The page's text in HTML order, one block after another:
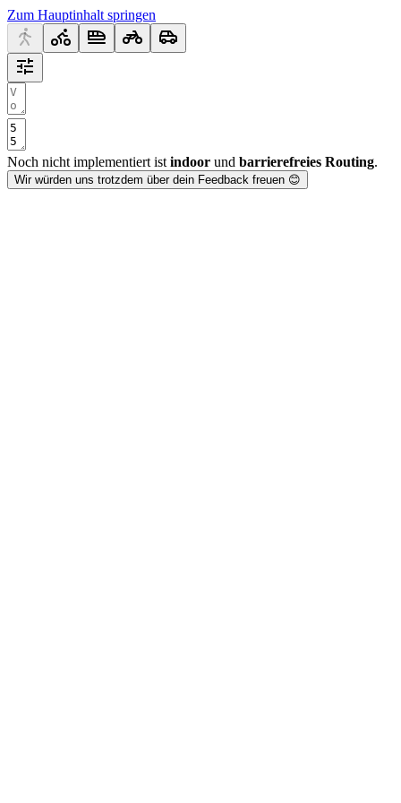
Zum Hauptinhalt springen
Noch nicht implementiert ist indoor und barrierefreies Routing.
Wir würden uns trotzdem über dein Feedback freuen 😊